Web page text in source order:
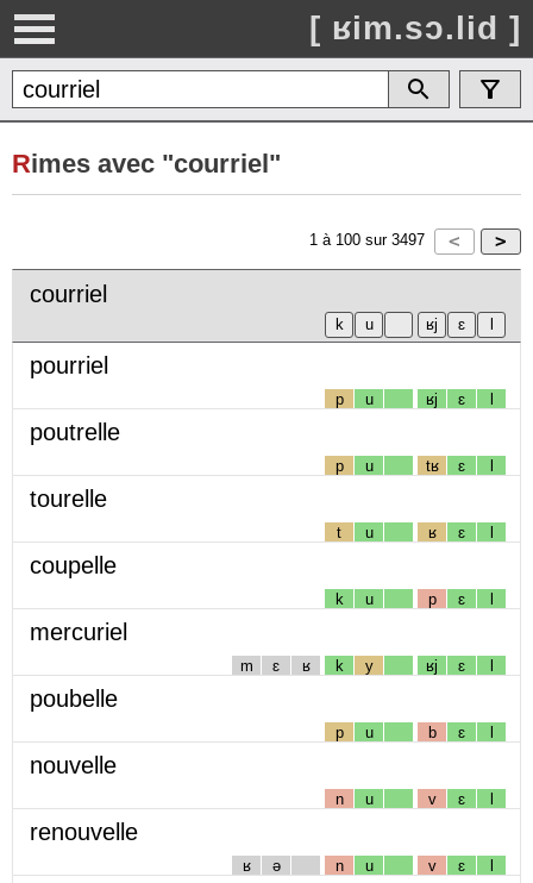
[ ʁim.sɔ.lid ]
Rimes avec "courriel"
1 à 100 sur 3497
courriel
pourriel
p u ʁj ɛ l
poutrelle
p u tʁ ɛ l
tourelle
t u ʁ ɛ l
coupelle
k u p ɛ l
mercuriel
m ɛ ʁ k y ʁj ɛ l
poubelle
p u b ɛ l
nouvelle
n u v ɛ l
renouvelle
ʁ ə n u v ɛ l